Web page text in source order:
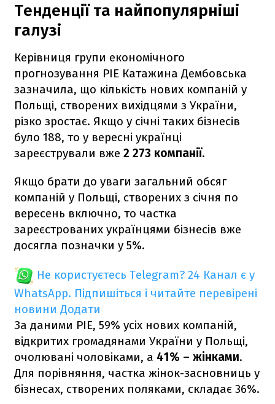
Тенденції та найпопулярніші
галузі
Керівниця групи економічного
прогнозування PIE Катажина Дембовська
зазначила, що кількість нових компаній у
Польщі, створених вихідцями з України,
різко зростає. Якщо у січні таких бізнесів
було 188, то у вересні українці
зареєстрували вже 2 273 компанії.
Якщо брати до уваги загальний обсяг
компаній у Польщі, створених з січня по
вересень включно, то частка
зареєстрованих українцями бізнесів вже
досягла позначки у 5%.
Не користуєтесь Telegram? 24 Канал є у
WhatsApp. Підпишіться і читайте перевірені
новини Додати
За даними PIE, 59% усіх нових компаній,
відкритих громадянами України у Польщі,
очолювані чоловіками, а 41% – жінками.
Для порівняння, частка жінок-засновниць у
бізнесах, створених поляками, складає 36%.